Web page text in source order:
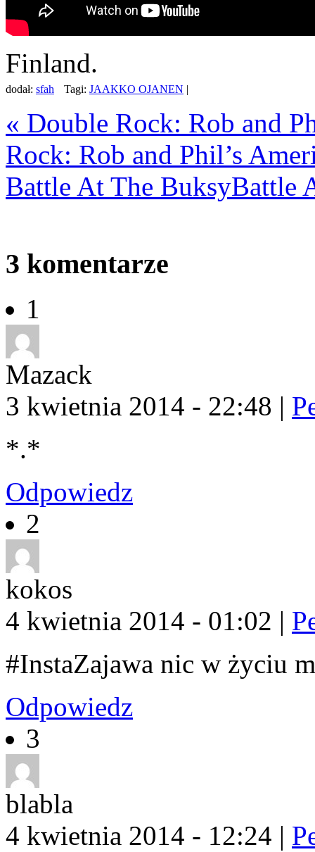
Finland.
dodał: sfah Tagi: JAAKKO OJANEN |
« Double Rock: Rob and
Rock: Rob and Phil’s
Battle At The BuksyBattle
3 komentarze
1
Mazack
3 kwietnia 2014 - 22:48 |
*.*
Odpowiedz
2
kokos
4 kwietnia 2014 - 01:02 |
#InstaZajawa nic w życiu
Odpowiedz
3
blabla
4 kwietnia 2014 - 12:24 |